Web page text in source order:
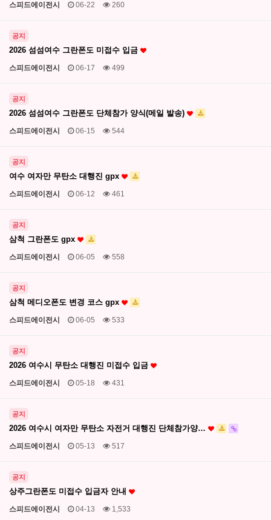
스피드에이전시 06-22 260
공지
2026 섬섬여수 그란폰도 미접수 입금
스피드에이전시 06-17 499
공지
2026 섬섬여수 그란폰도 단체참가 양식(메일 발송)
스피드에이전시 06-15 544
공지
여수 여자만 무탄소 대행진 gpx
스피드에이전시 06-12 461
공지
삼척 그란폰도 gpx
스피드에이전시 06-05 558
공지
삼척 메디오폰도 변경 코스 gpx
스피드에이전시 06-05 533
공지
2026 여수시 무탄소 대행진 미접수 입금
스피드에이전시 05-18 431
공지
2026 여수시 여자만 무탄소 자전거 대행진 단체참가양…
스피드에이전시 05-13 517
공지
상주그란폰도 미접수 입금자 안내
스피드에이전시 04-13 1,533